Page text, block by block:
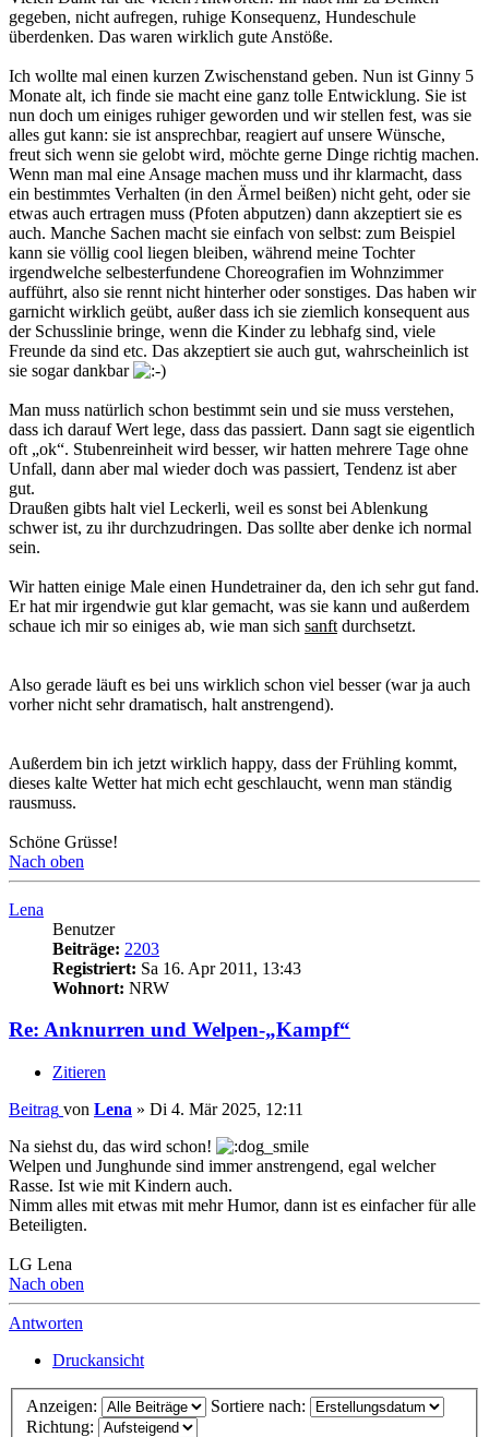
gegeben, nicht aufregen, ruhige Konsequenz, Hundeschule
überdenken. Das waren wirklich gute Anstöße.
Ich wollte mal einen kurzen Zwischenstand geben. Nun ist Ginny 5
Monate alt, ich finde sie macht eine ganz tolle Entwicklung. Sie ist
nun doch um einiges ruhiger geworden und wir stellen fest, was sie
alles gut kann: sie ist ansprechbar, reagiert auf unsere Wünsche,
freut sich wenn sie gelobt wird, möchte gerne Dinge richtig machen.
Wenn man mal eine Ansage machen muss und ihr klarmacht, dass
ein bestimmtes Verhalten (in den Ärmel beißen) nicht geht, oder sie
etwas auch ertragen muss (Pfoten abputzen) dann akzeptiert sie es
auch. Manche Sachen macht sie einfach von selbst: zum Beispiel
kann sie völlig cool liegen bleiben, während meine Tochter
irgendwelche selbesterfundene Choreografien im Wohnzimmer
aufführt, also sie rennt nicht hinterher oder sonstiges. Das haben wir
garnicht wirklich geübt, außer dass ich sie ziemlich konsequent aus
der Schusslinie bringe, wenn die Kinder zu lebhafg sind, viele
Freunde da sind etc. Das akzeptiert sie auch gut, wahrscheinlich ist
sie sogar dankbar
Man muss natürlich schon bestimmt sein und sie muss verstehen,
dass ich darauf Wert lege, dass das passiert. Dann sagt sie eigentlich
oft „ok“. Stubenreinheit wird besser, wir hatten mehrere Tage ohne
Unfall, dann aber mal wieder doch was passiert, Tendenz ist aber
gut.
Draußen gibts halt viel Leckerli, weil es sonst bei Ablenkung
schwer ist, zu ihr durchzudringen. Das sollte aber denke ich normal
sein.
Wir hatten einige Male einen Hundetrainer da, den ich sehr gut fand.
Er hat mir irgendwie gut klar gemacht, was sie kann und außerdem
schaue ich mir so einiges ab, wie man sich sanft durchsetzt.
Also gerade läuft es bei uns wirklich schon viel besser (war ja auch
vorher nicht sehr dramatisch, halt anstrengend).
Außerdem bin ich jetzt wirklich happy, dass der Frühling kommt,
dieses kalte Wetter hat mich echt geschlaucht, wenn man ständig
rausmuss.
Schöne Grüsse!
Nach oben
Lena
Benutzer
Beiträge: 2203
Registriert: Sa 16. Apr 2011, 13:43
Wohnort: NRW
Re: Anknurren und Welpen-„Kampf“
Zitieren
Beitrag von Lena » Di 4. Mär 2025, 12:11
Na siehst du, das wird schon!
Welpen und Junghunde sind immer anstrengend, egal welcher
Rasse. Ist wie mit Kindern auch.
Nimm alles mit etwas mit mehr Humor, dann ist es einfacher für alle
Beteiligten.
LG Lena
Nach oben
Antworten
Druckansicht
Anzeigen:
Sortiere nach:
Richtung: